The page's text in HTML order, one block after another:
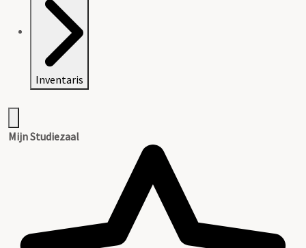
Inventaris
Mijn Studiezaal